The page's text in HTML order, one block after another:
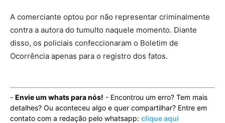
A comerciante optou por não representar criminalmente
contra a autora do tumulto naquele momento. Diante
disso, os policiais confeccionaram o Boletim de
Ocorrência apenas para o registro dos fatos.
- Envie um whats para nós! - Encontrou um erro? Tem mais
detalhes? Ou aconteceu algo e quer compartilhar? Entre em
contato com a redação pelo whatsapp: clique aqui